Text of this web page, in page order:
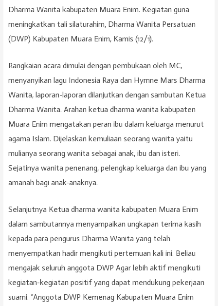
Dharma Wanita kabupaten Muara Enim. Kegiatan guna
meningkatkan tali silaturahim, Dharma Wanita Persatuan
(DWP) Kabupaten Muara Enim, Kamis (12/1).
Rangkaian acara dimulai dengan pembukaan oleh MC,
menyanyikan lagu Indonesia Raya dan Hymne Mars Dharma
Wanita, laporan-laporan dilanjutkan dengan sambutan Ketua
Dharma Wanita. Arahan ketua dharma wanita kabupaten
Muara Enim mengatakan peran ibu dalam keluarga menurut
agama Islam. Dijelaskan kemuliaan seorang wanita yaitu
mulianya seorang wanita sebagai anak, ibu dan isteri.
Sejatinya wanita penenang, pelengkap keluarga dan ibu yang
amanah bagi anak-anaknya.
Selanjutnya Ketua dharma wanita kabupaten Muara Enim
dalam sambutannya menyampaikan ungkapan terima kasih
kepada para pengurus Dharma Wanita yang telah
menyempatkan hadir mengikuti pertemuan kali ini. Beliau
mengajak seluruh anggota DWP Agar lebih aktif mengikuti
kegiatan-kegiatan positif yang dapat mendukung pekerjaan
suami. ”Anggota DWP Kemenag Kabupaten Muara Enim